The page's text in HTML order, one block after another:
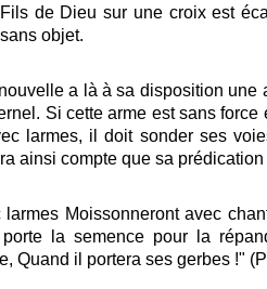
de Dieu sur une croix est
objet.
a là à sa disposition une
Si cette arme est sans force
larmes, il doit sonder ses
ainsi compte que sa
Moissonneront avec
la semence pour la
Quand il portera ses gerbes !"